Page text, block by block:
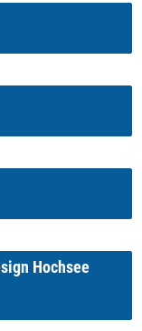
Hochsee